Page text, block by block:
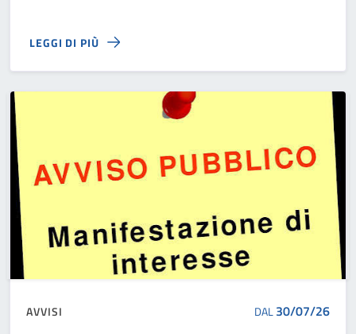
LEGGI DI PIÙ
AVVISI DAL30/07/26